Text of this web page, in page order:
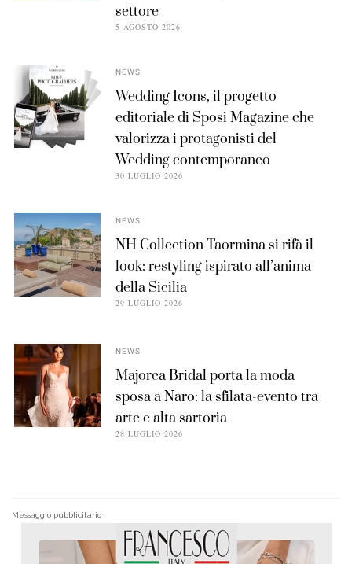
settore
5 AGOSTO 2026
NEWS
Wedding Icons, il progetto
editoriale di Sposi Magazine che
valorizza i protagonisti del
Wedding contemporaneo
30 LUGLIO 2026
NEWS
NH Collection Taormina si rifà il
look: restyling ispirato all’anima
della Sicilia
29 LUGLIO 2026
NEWS
Majorca Bridal porta la moda
sposa a Naro: la sfilata-evento tra
arte e alta sartoria
28 LUGLIO 2026
Messaggio pubblicitario